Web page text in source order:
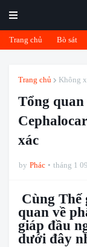
Trang chủ Bò sát
Trang chủ Không
Tổng
xác
by Phác tháng 1
Cùng Thế
quan về
giáp đầu
dưới đây